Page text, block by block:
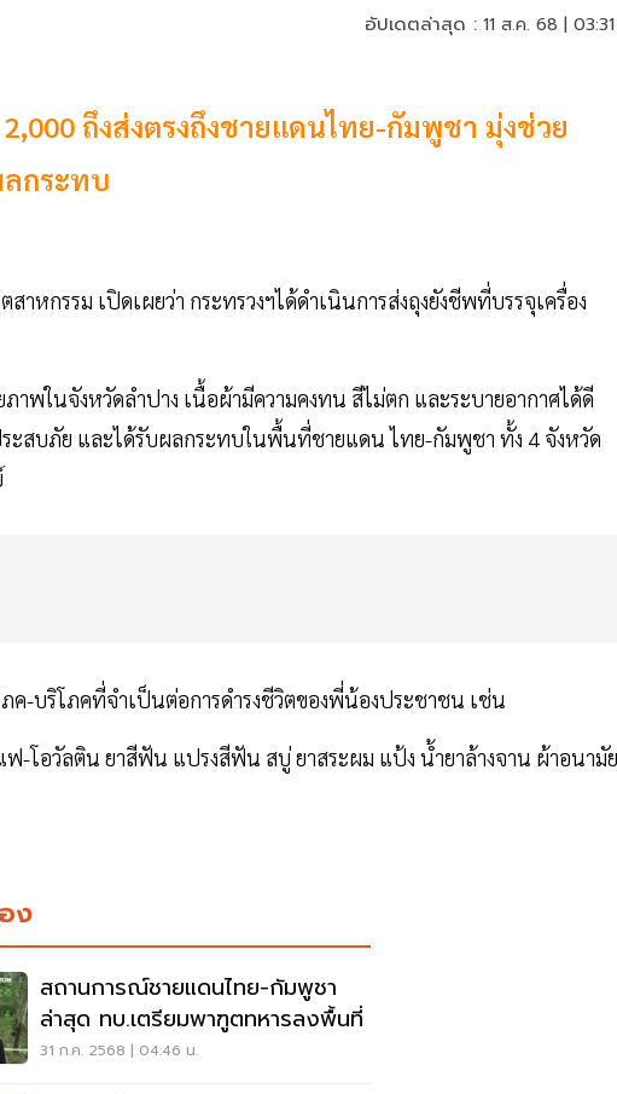
อัปเดตล่าสุด : 11 ส.ค. 68 |
ถึงส่งตรงถึงชายแดนไทย-กัมพูชา มุ่งช่วย
กระทบ
หกรรม เปิดเผยว่า กระทรวงฯได้ดำเนินการส่งถุงยังชีพที่บรรจุเครื่อง
พในจังหวัดลำปาง เนื้อผ้ามีความคงทน สีไม่ตก และระบายอากาศได้ดี
สบภัย และได้รับผลกระทบในพื้นที่ชายแดน ไทย-กัมพูชา ทั้ง 4 จังหวัด
ค-บริโภคที่จำเป็นต่อการดำรงชีวิตของพี่น้องประชาชน เช่น
-โอวัลติน ยาสีฟัน แปรงสีฟัน สบู่ ยาสระผม แป้ง น้ำยาล้างจาน ผ้าอนามัย
ง
สถานการณ์ชายแดนไทย-กัมพูชา
ล่าสุด ทบ.เตรียมพาฑูตทหารลงพื้นที่
31 ก.ค. 2568 | 04:46 น.